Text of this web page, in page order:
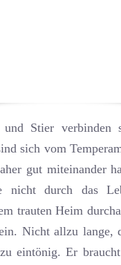
Stier verbinden
sich vom
gut miteinander
nicht durch das
trauten Heim
Nicht allzu lange,
eintönig. Er